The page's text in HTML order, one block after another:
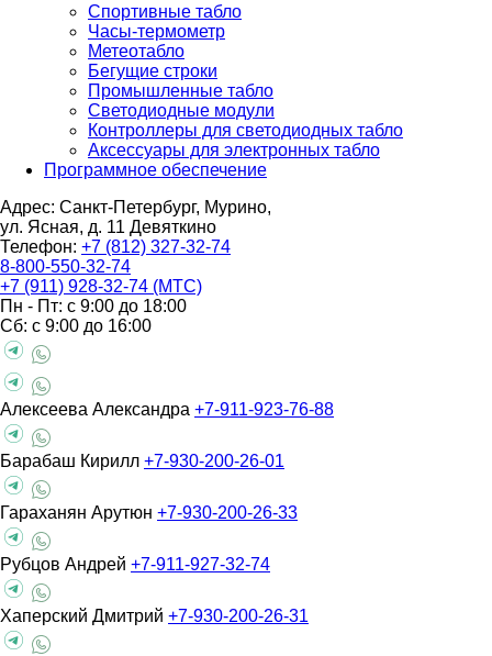
Спортивные табло
Часы-термометр
Метеотабло
Бегущие строки
Промышленные табло
Светодиодные модули
Контроллеры для светодиодных табло
Аксессуары для электронных табло
Программное обеспечение
Адрес: Санкт-Петербург, Мурино,
ул. Ясная, д. 11 Девяткино
Телефон: +7 (812) 327-32-74
8-800-550-32-74
+7 (911) 928-32-74 (МТС)
Пн - Пт: с 9:00 до 18:00
Сб: с 9:00 до 16:00
Алексеева Александра +7-911-923-76-88
Барабаш Кирилл +7-930-200-26-01
Гараханян Арутюн +7-930-200-26-33
Рубцов Андрей +7-911-927-32-74
Хаперский Дмитрий +7-930-200-26-31